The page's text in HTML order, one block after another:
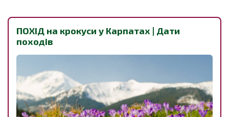
ПОХІД на крокуси у Карпатах | Дати
походів